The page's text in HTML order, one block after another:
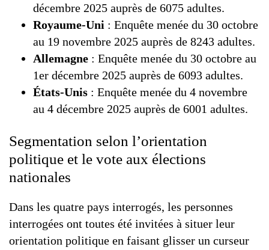
décembre 2025 auprès de 6075 adultes.
Royaume-Uni : Enquête menée du 30 octobre
au 19 novembre 2025 auprès de 8243 adultes.
Allemagne : Enquête menée du 30 octobre au
1er décembre 2025 auprès de 6093 adultes.
États-Unis : Enquête menée du 4 novembre
au 4 décembre 2025 auprès de 6001 adultes.
Segmentation selon l’orientation
politique et le vote aux élections
nationales
Dans les quatre pays interrogés, les personnes
interrogées ont toutes été invitées à situer leur
orientation politique en faisant glisser un curseur